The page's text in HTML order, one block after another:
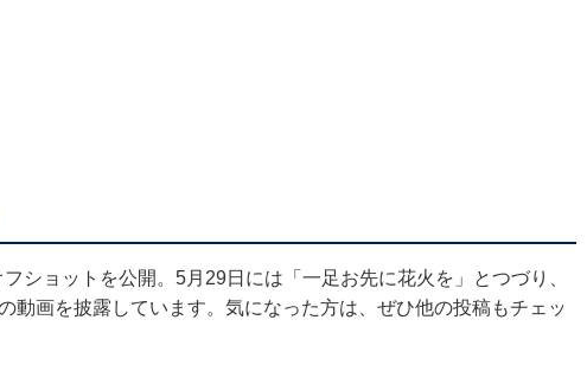
ショットを公開。5月29日には「一足お先に花火を」とつづり、
動画を披露しています。気になった方は、ぜひ他の投稿もチェッ